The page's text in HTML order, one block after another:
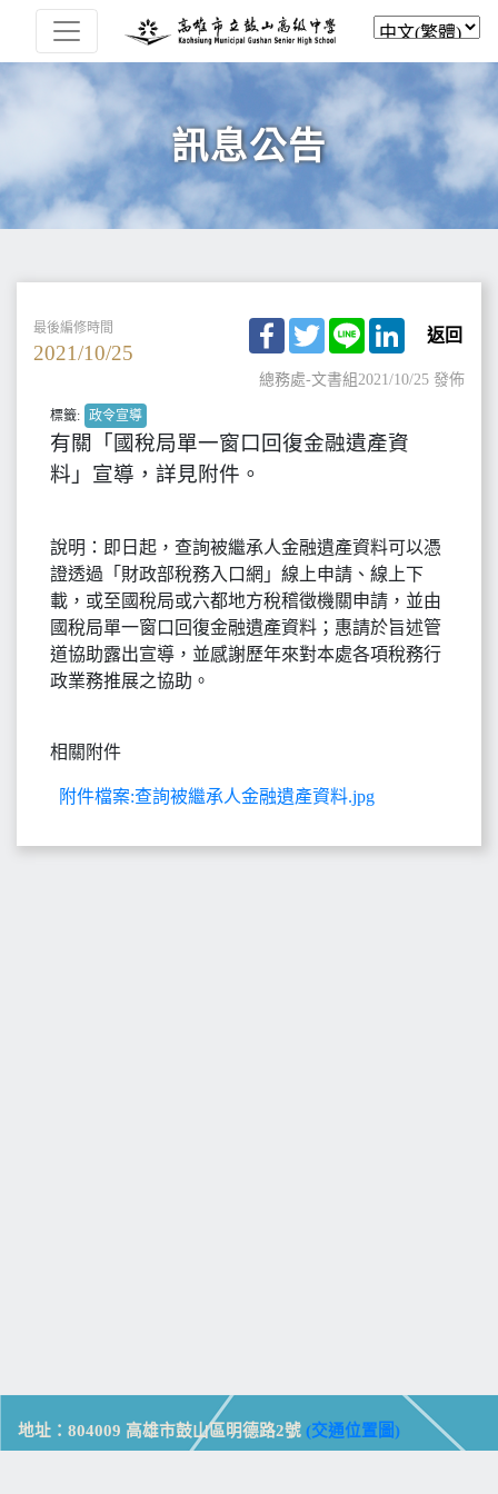
訊息公告
最後編修時間
2021/10/25
Facebook
TwitterLine LinkedIn
返回
總務處-文書組2021/10/25 發佈
標籤: 政令宣導
有關「國稅局單一窗口回復金融遺產資
料」宣導，詳見附件。
說明：即日起，查詢被繼承人金融遺產資料可以憑
證透過「財政部稅務入口網」線上申請、線上下
載，或至國稅局或六都地方稅稽徵機關申請，並由
國稅局單一窗口回復金融遺產資料；惠請於旨述管
道協助露出宣導，並感謝歷年來對本處各項稅務行
政業務推展之協助。
相關附件
附件檔案:查詢被繼承人金融遺產資料.jpg
地址：804009 高雄市鼓山區明德路2號 (交通位置圖)